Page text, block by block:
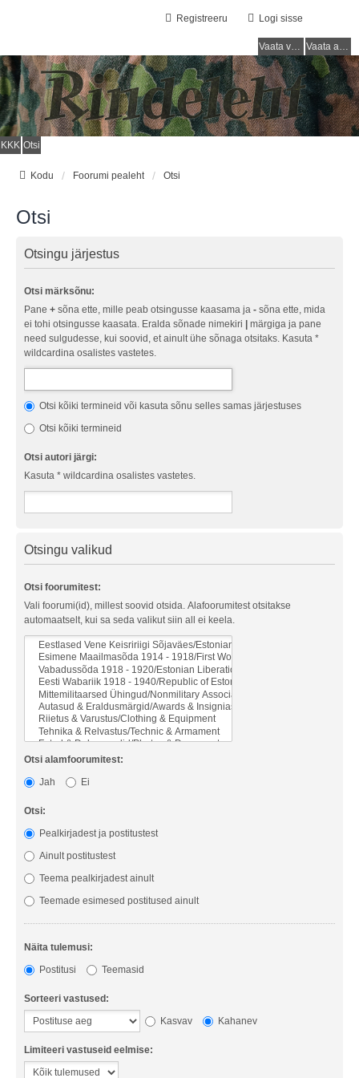
Logi sisse
Registreeru
Vaata vastamata teemasi Vaata aktiivseid teemasid
KKK Otsi
Kodu Foorumi pealeht Otsi
Otsi
Otsingu järjestus
Otsi märksõnu:
Pane + sõna ette, mille peab otsingusse kaasama ja - sõna ette, mida
ei tohi otsingusse kaasata. Eralda sõnade nimekiri
märgiga ja pane
need sulgudesse, kui soovid, et ainult ühe sõnaga otsitaks. Kasuta *
wildcardina osalistes vastetes.
Otsi kõiki termineid või kasuta sõnu selles samas järjestuses
Otsi kõiki termineid
Otsi autori järgi:
Kasuta * wildcardina osalistes vastetes.
Otsingu valikud
Otsi foorumitest:
Vali foorumi(id), millest soovid otsida. Alafoorumitest otsitakse
automaatselt, kui sa seda valikut siin all ei keela.
Otsi alamfoorumitest:
Jah
Ei
Otsi:
Pealkirjadest ja postitustest
Ainult postitustest
Teema pealkirjadest ainult
Teemade esimesed postitused ainult
Näita tulemusi:
Postitusi
Teemasid
Sorteeri vastused:
Kasvav
Kahanev
Limiteeri vastuseid eelmise: